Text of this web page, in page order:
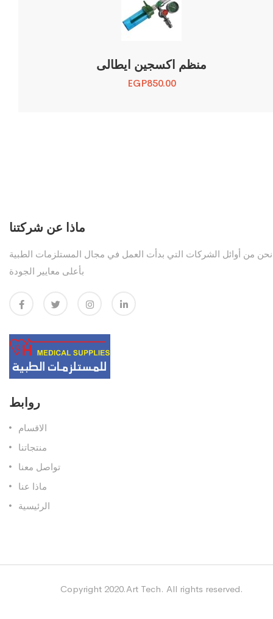
منظم اكسجين ايطالى
EGP850.00
ماذا عن شركتنا
نحن من أوائل الشركات التي بدأت العمل في مجال المستلزمات الطبية
بأعلى معايير الجودة
روابط
الاقسام
منتجاتنا
تواصل معنا
ماذا عنا
الرئيسية
Copyright 2020.Art Tech. All rights reserved.